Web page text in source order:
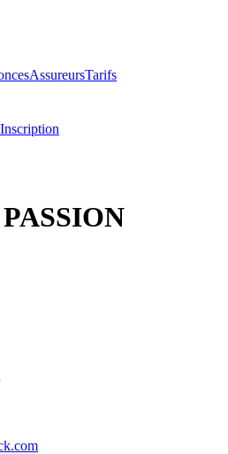
AssureursTarifs
Inscription